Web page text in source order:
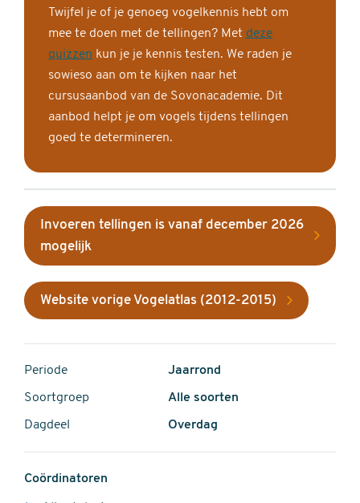
Twijfel je of je genoeg vogelkennis hebt om
mee te doen met de tellingen? Met deze
quizzen kun je je kennis testen. We raden je
sowieso aan om te kijken naar het
cursusaanbod van de Sovonacademie. Dit
aanbod helpt je om vogels tijdens tellingen
goed te determineren.
Invoeren tellingen is vanaf december 2026
mogelijk
Website vorige Vogelatlas (2012-2015)
Periode Jaarrond
Soortgroep Alle soorten
Dagdeel Overdag
Coördinatoren